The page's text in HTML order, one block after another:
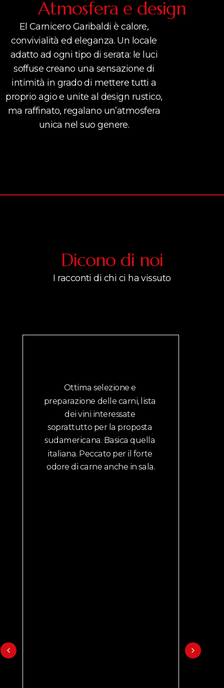
Atmosfera e design
El Carnicero Garibaldi è calore,
convivialità ed eleganza. Un locale
adatto ad ogni tipo di serata: le luci
soffuse creano una sensazione di
intimità in grado di mettere tutti a
proprio agio e unite al design rustico,
ma raffinato, regalano un’atmosfera
unica nel suo genere.
Dicono di noi
I racconti di chi ci ha vissuto
Ottima selezione e
preparazione delle carni, lista
dei vini interessate
soprattutto per la proposta
sudamericana. Basica quella
italiana. Peccato per il forte
odore di carne anche in sala.